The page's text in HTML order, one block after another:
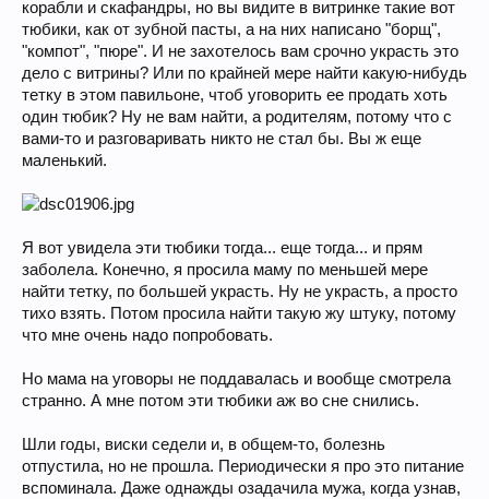
корабли и скафандры, но вы видите в витринке такие вот
тюбики, как от зубной пасты, а на них написано "борщ",
"компот", "пюре". И не захотелось вам срочно украсть это
дело с витрины? Или по крайней мере найти какую-нибудь
тетку в этом павильоне, чтоб уговорить ее продать хоть
один тюбик? Ну не вам найти, а родителям, потому что с
вами-то и разговаривать никто не стал бы. Вы ж еще
маленький.
Я вот увидела эти тюбики тогда... еще тогда... и прям
заболела. Конечно, я просила маму по меньшей мере
найти тетку, по большей украсть. Ну не украсть, а просто
тихо взять. Потом просила найти такую жу штуку, потому
что мне очень надо попробовать.
Но мама на уговоры не поддавалась и вообще смотрела
странно. А мне потом эти тюбики аж во сне снились.
Шли годы, виски седели и, в общем-то, болезнь
отпустила, но не прошла. Периодически я про это питание
вспоминала. Даже однажды озадачила мужа, когда узнав,